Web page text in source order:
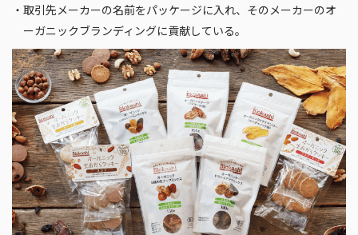
・取引先メーカーの名前をパッケージに入れ、そのメーカーのオ
ーガニックブランディングに貢献している。